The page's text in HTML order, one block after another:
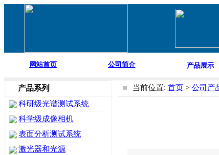
网站首页 公司简介 产品展示
产品系列
科研级光谱测试系统
科学级成像相机
表面分析测试系统
激光器和光源
■ 当前位置: 首页 > 公司产